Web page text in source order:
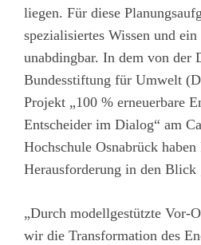
liegen. Für diese
spezialisiertes Wissen und
unabdingbar. In dem von der
Bundesstiftung für Umwelt
Projekt „100 % erneuerbare
Entscheider im Dialog“ am
Hochschule Osnabrück haben
Herausforderung in den Blick
„Durch modellgestützte Vor-
wir die Transformation des